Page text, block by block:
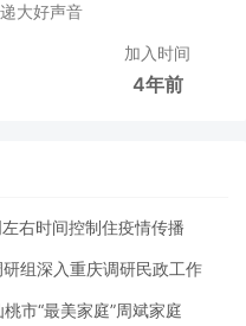
大好声音
加入时间
4年前
右时间控制住疫情传播
组深入重庆调研民政工作
市“最美家庭”周斌家庭